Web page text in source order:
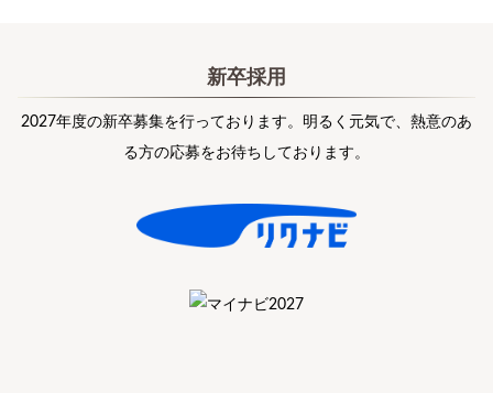
新卒採用
2027年度の新卒募集を行っております。明るく元気で、熱意のあ
る方の応募をお待ちしております。